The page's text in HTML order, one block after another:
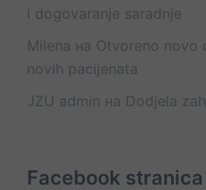
i dogovaranje saradnje
Milena на Otvoreno novo
novih pacijenata
JZU admin на Dodjela
Facebook stranica